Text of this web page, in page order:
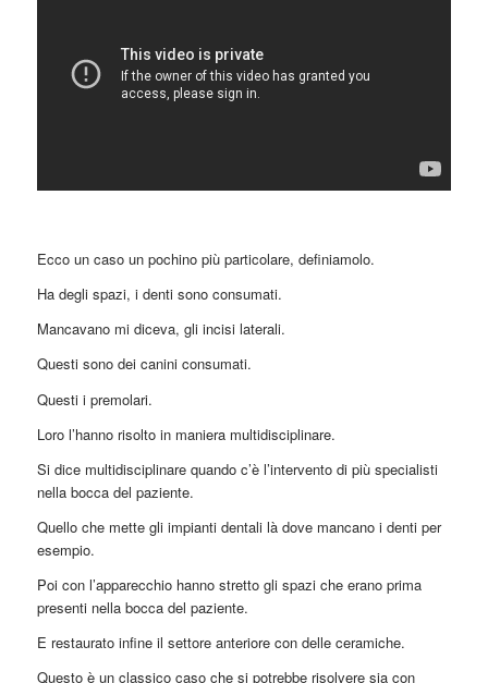
Ecco un caso un pochino più particolare, definiamolo.
Ha degli spazi, i denti sono consumati.
Mancavano mi diceva, gli incisi laterali.
Questi sono dei canini consumati.
Questi i premolari.
Loro l’hanno risolto in maniera multidisciplinare.
Si dice multidisciplinare quando c’è l’intervento di più specialisti
nella bocca del paziente.
Quello che mette gli impianti dentali là dove mancano i denti per
esempio.
Poi con l’apparecchio hanno stretto gli spazi che erano prima
presenti nella bocca del paziente.
E restaurato infine il settore anteriore con delle ceramiche.
Questo è un classico caso che si potrebbe risolvere sia con